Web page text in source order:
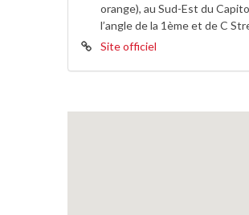
orange), au Sud-Est du
l’angle de la 1ème et de C
Site officiel